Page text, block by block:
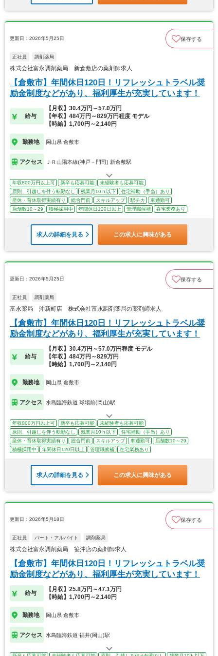
更新日：2026年5月25日 保存する
正社員 調剤薬局
株式会社富永調剤薬局 新倉敷店の薬剤師求人
【倉敷市】年間休日120日！リフレッシュトラベル奨
励金制度などがあり、福利厚生が充実しています！
給与
【月収】30.4万円～57.0万円
【年収】484万円～829万円程度 モデル
【時給】1,700円～2,140円
勤務地 岡山県 倉敷市
アクセス ＪＲ山陽本線(神戸－門司) 新倉敷駅
年収800万円以上可 新卒も応募可能
未経験者も応募可能
原則、引越しを伴う転勤なし
残業月10ｈ以下
住宅補助（手当）あり
産休・育休取得実績有り
総合門前 スキルアップ 駅チカ
車通勤可
店舗数10～29
積極採用中 年間休日120日以上 管理職候補 在宅業務あり
求人の詳細を見る この求人に興味がある
更新日：2026年5月25日 保存する
正社員 調剤薬局
富永薬局 沖新町店 株式会社富永調剤薬局の薬剤師求人
【倉敷市】年間休日120日！リフレッシュトラベル奨
励金制度などがあり、福利厚生が充実しています！
給与
【月収】30.4万円～57.0万円程度 モデル
【年収】484万円～829万円
【時給】1,700円～2,140円
勤務地 岡山県 倉敷市
アクセス 水島臨海鉄道 球場前(岡山)駅
年収800万円以上可 新卒も応募可能
未経験者も応募可能
原則、引越しを伴う転勤なし
残業月10ｈ以下
住宅補助（手当）あり
産休・育休取得実績有り
総合門前 スキルアップ 車通勤可
店舗数10～29
積極採用中
年間休日120日以上 管理職候補 在宅業務あり
求人の詳細を見る この求人に興味がある
更新日：2026年5月18日 保存する
正社員 パート・アルバイト 調剤薬局
株式会社富永調剤薬局 笹沖店の薬剤師求人
【倉敷市】年間休日120日！リフレッシュトラベル奨
励金制度などがあり、福利厚生が充実しています！
給与
【月収】25.8万円～47.1万円
【時給】1,700円～2,140円
勤務地 岡山県 倉敷市
アクセス 水島臨海鉄道 福井(岡山)駅